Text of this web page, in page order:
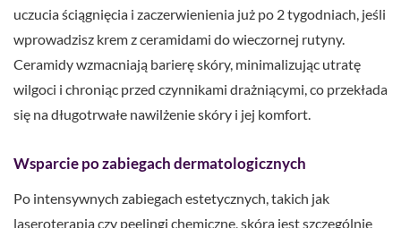
uczucia ściągnięcia i zaczerwienienia już po 2 tygodniach, jeśli
wprowadzisz krem z ceramidami do wieczornej rutyny.
Ceramidy wzmacniają barierę skóry, minimalizując utratę
wilgoci i chroniąc przed czynnikami drażniącymi, co przekłada
się na długotrwałe nawilżenie skóry i jej komfort.
Wsparcie po zabiegach dermatologicznych
Po intensywnych zabiegach estetycznych, takich jak
laseroterapia czy peelingi chemiczne, skóra jest szczególnie